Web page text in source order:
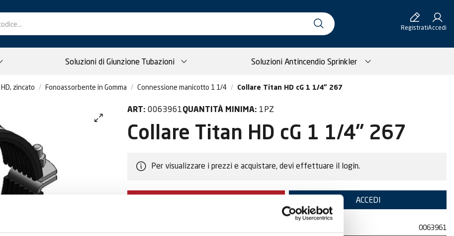
RegistratiAccedi
Soluzioni di Giunzione Tubazioni Soluzioni Antincendio Sprinkler
zincato Fonoassorbente in Gomma Connessione manicotto 1 1/4 Collare Titan HD cG 1 1/4" 267
ART: 0063961QUANTITÀ MINIMA: 1PZ
Collare Titan HD cG 1 1/4" 267
Per visualizzare i prezzi e acquistare, devi effettuare il login.
ACCEDI
0063961